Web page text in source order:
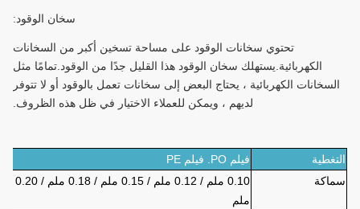
سخان الوقود:
تحتوي سخانات الوقود على مساحة تسخين أكبر من السخانات
الكهربائية.يستهلك سخان الوقود هذا القليل جدًا من الوقود.تمامًا مثل
السخانات الكهربائية ، يحتاج البعض إلى سخانات تعمل بالوقود أو لا تتوفر
لديهم ، ويمكن للعملاء الاختيار في ظل هذه الظروف.
التغطية
فيلم PO. فيلم PE
سماكة
0.10 ملم / 0.12 ملم / 0.15 ملم / 0.18 ملم / 0.20
ملم